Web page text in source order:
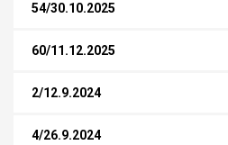
54/30.10.2025
60/11.12.2025
2/12.9.2024
4/26.9.2024